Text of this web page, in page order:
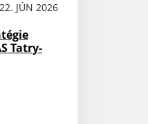
22. JÚN 2026
Tatry-